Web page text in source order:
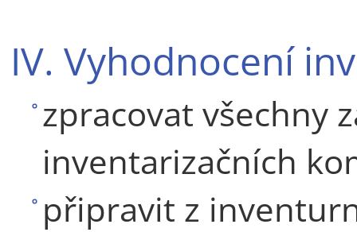
IV. Vyhodnocení
zpracovat všechny
inventarizačních
připravit z